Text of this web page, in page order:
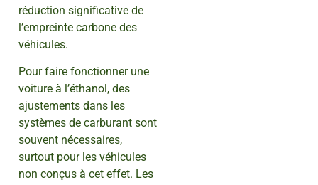
réduction significative de
l’empreinte carbone des
véhicules.
Pour faire fonctionner une
voiture à l’éthanol, des
ajustements dans les
systèmes de carburant sont
souvent nécessaires,
surtout pour les véhicules
non conçus à cet effet. Les